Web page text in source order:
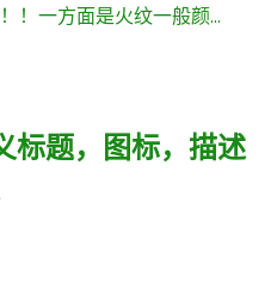
！一方面是火纹一般颜…
标题，图标，描述